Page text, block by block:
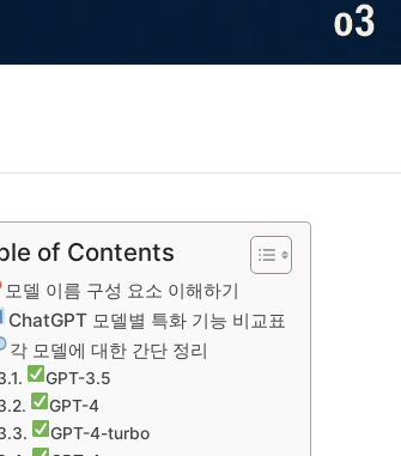
of Contents
모델 이름 구성 요소 이해하기
ChatGPT 모델별 특화 기능 비교표
각 모델에 대한 간단 정리
GPT-3.5
GPT-4
GPT-4-turbo